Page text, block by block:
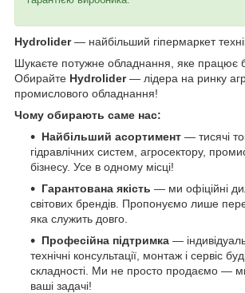
Hydrolider— найбільший гіпермаркет
Шукаєте потужне обладнання, яке працює
Обирайте Hydrolider— лідера на ринку
промислового обладнання!
Чому обирають саме нас:
Найбільший асортимент — тисячі
гідравлічних систем, агросектору,
бізнесу. Усе в одному місці!
Гарантована якість — ми офіційні
світових брендів. Пропонуємо лише
яка служить довго.
Професійна підтримка —
технічні консультації, монтаж і сервіс
складності. Ми не просто продаємо —
ваші задачі!